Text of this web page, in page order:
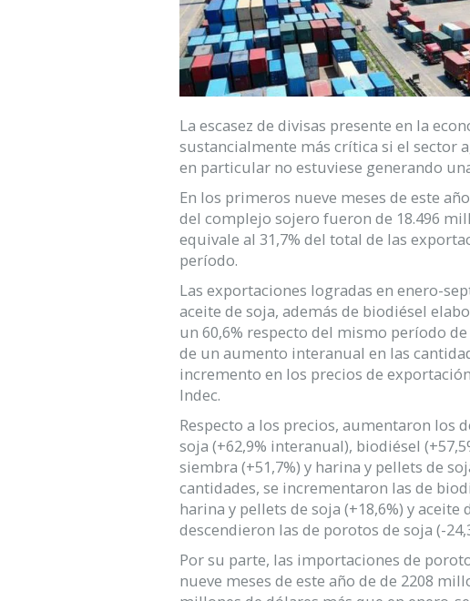
La escasez de divisas presente en la
sustancialmente más crítica si el sector
en particular no estuviese generando
En los primeros nueve meses de este
del complejo sojero fueron de 18.496
equivale al 31,7% del total de las
período.
Las exportaciones logradas en enero-
aceite de soja, además de biodiésel
un 60,6% respecto del mismo período
de un aumento interanual en las
incremento en los precios de
Indec.
Respecto a los precios, aumentaron los
soja (+62,9% interanual), biodiésel
siembra (+51,7%) y harina y pellets de
cantidades, se incrementaron las de
harina y pellets de soja (+18,6%) y aceite
descendieron las de porotos de soja (-
Por su parte, las importaciones de
nueve meses de este año de de 2208